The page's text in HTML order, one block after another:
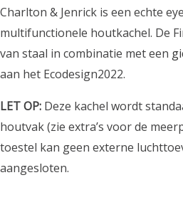
Charlton & Jenrick is een echte
multifunctionele houtkachel. De
van staal in combinatie met een
aan het Ecodesign2022.
LET OP: Deze kachel wordt
houtvak (zie extra’s voor de
toestel kan geen externe
aangesloten.